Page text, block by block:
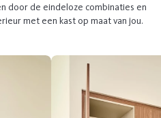
door de eindeloze combinaties en
met een kast op maat van jou.